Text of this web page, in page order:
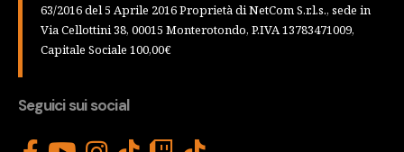
63/2016 del 5 Aprile 2016 Proprietà di NetCom S.r.l.s., sede in
Via Cellottini 38, 00015 Monterotondo, P.IVA 13783471009,
Capitale Sociale 100,00€
Seguici sui social